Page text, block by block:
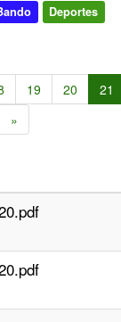
Deportes
19 20 21
»